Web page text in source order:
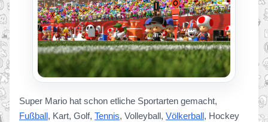
Super Mario hat schon etliche Sportarten gemacht,
Fußball, Kart, Golf, Tennis, Volleyball, Völkerball, Hockey